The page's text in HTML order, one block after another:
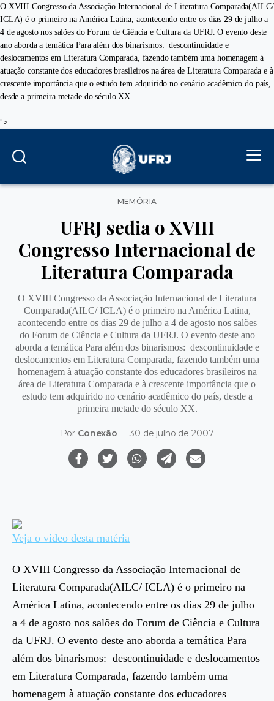
O XVIII Congresso da Associação Internacional de Literatura Comparada(AILC/
ICLA) é o primeiro na América Latina, acontecendo entre os dias 29 de julho a
4 de agosto nos salões do Forum de Ciência e Cultura da UFRJ. O evento deste
ano aborda a temática Para além dos binarismos: descontinuidade e
deslocamentos em Literatura Comparada, fazendo também uma homenagem à
atuação constante dos educadores brasileiros na área de Literatura Comparada e à
crescente importância que o estudo tem adquirido no cenário acadêmico do país,
desde a primeira metade do século XX.
">
Categorias
MEMÓRIA
UFRJ sedia o XVIII
Congresso Internacional de
Literatura Comparada
O XVIII Congresso da Associação Internacional de Literatura
Comparada(AILC/ ICLA) é o primeiro na América Latina,
acontecendo entre os dias 29 de julho a 4 de agosto nos salões
do Forum de Ciência e Cultura da UFRJ. O evento deste ano
aborda a temática Para além dos binarismos: descontinuidade e
deslocamentos em Literatura Comparada, fazendo também uma
homenagem à atuação constante dos educadores brasileiros na
área de Literatura Comparada e à crescente importância que o
estudo tem adquirido no cenário acadêmico do país, desde a
primeira metade do século XX.
Por Conexão 30 de julho de 2007
Veja o vídeo desta matéria
O XVIII Congresso da Associação Internacional de
Literatura Comparada(AILC/ ICLA) é o primeiro na
América Latina, acontecendo entre os dias 29 de julho
a 4 de agosto nos salões do Forum de Ciência e Cultura
da UFRJ. O evento deste ano aborda a temática Para
além dos binarismos: descontinuidade e deslocamentos
em Literatura Comparada, fazendo também uma
homenagem à atuação constante dos educadores